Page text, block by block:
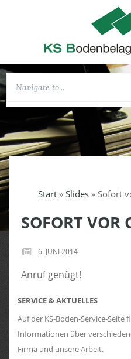
Start »Slides » Sofort
SOFORT VOR
6. JUNI 2014
Anruf genügt!
SERVICE & AKTUELLES
Auf der KS-Boden-Service-Seite
Informationen über
Firma und unsere Arbeit.